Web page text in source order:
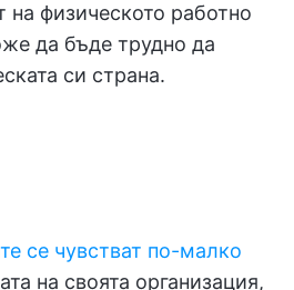
на физическото работно
да бъде трудно да
си страна.
се чувстват по-малко
на своята организация,